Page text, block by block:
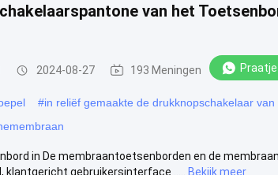
van het
2024-08-27 193 Meningen Praatje
#in reliëf gemaakte de drukknopschakelaar
in De membraantoetsenborden en de
gebruikersinterface .....
Bekijk meer